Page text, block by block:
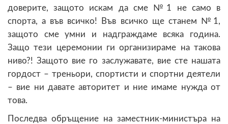
доверите, защото искам да сме №1 не само в
спорта, а във всичко! Във всичко ще станем №1,
защото сме умни и надграждаме всяка година.
Защо тези церемонии ги организираме на такова
ниво?! Защото вие го заслужавате, вие сте нашата
гордост – треньори, спортисти и спортни деятели
– вие ни давате авторитет и ние имаме нужда от
това.
Последва обръщение на заместник-министъра на